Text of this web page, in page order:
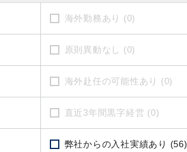
海外勤務あり (0)
原則異動なし (0)
海外赴任の可能性あり (0)
直近3年間黒字経営 (0)
弊社からの入社実績あり (56)